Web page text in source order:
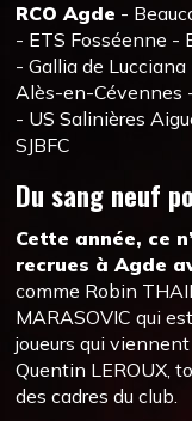
RCO Agde -
- ETS Fosséenne -
- Gallia de
Alès-en-Cévennes
- US Salinières
SJBFC
Du sang neuf
Cette année, ce
recrues à Agde
comme Robin
MARASOVIC qui
joueurs qui
Quentin LEROUX,
des cadres du club.